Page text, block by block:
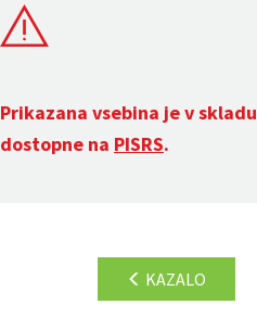
Prikazana vsebina je v
dostopne na PISRS.
KAZALO